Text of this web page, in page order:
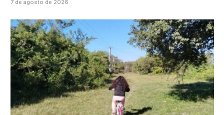
7 de agosto de 2026